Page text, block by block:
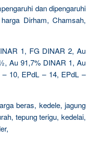
dan dipengaruhi
Dirham, Chamsah,
1, FG DINAR 2, Au
Au 91,7% DINAR 1, Au
10, EPdL – 14, EPdL –
beras, kedele, jagung
tepung terigu, kedelai,